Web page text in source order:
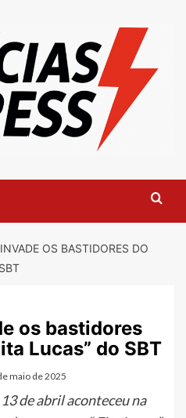
OS BASTIDORES DO
os bastidores
Lucas” do SBT
maio de 2025
de abril aconteceu na